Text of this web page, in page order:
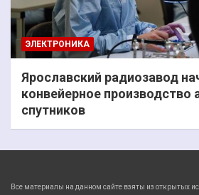
ЭЛЕКТРОНИКА
Ярославский радиозавод
конвейерное производство
спутников
Все материалы на данном сайте взяты из открытых